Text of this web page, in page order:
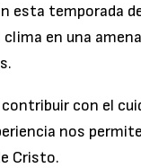
esta temporada
en una
con el
nos
Cristo.